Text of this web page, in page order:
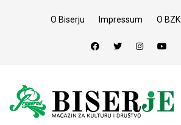
O Biserju Impressum O BZK